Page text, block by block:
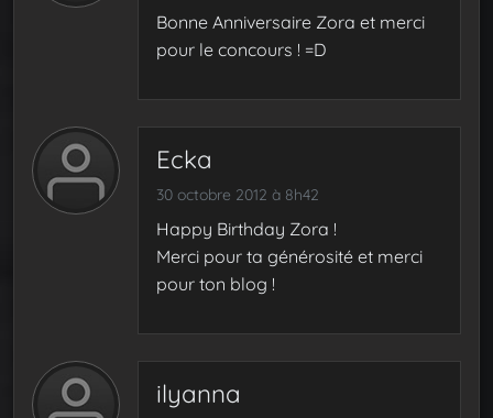
Bonne Anniversaire Zora et merci
pour le concours ! =D
Ecka
30 octobre 2012 à 8h42
Happy Birthday Zora !
Merci pour ta générosité et merci
pour ton blog !
ilyanna